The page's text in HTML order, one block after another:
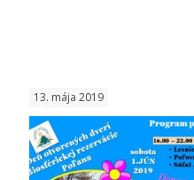
13. mája 2019